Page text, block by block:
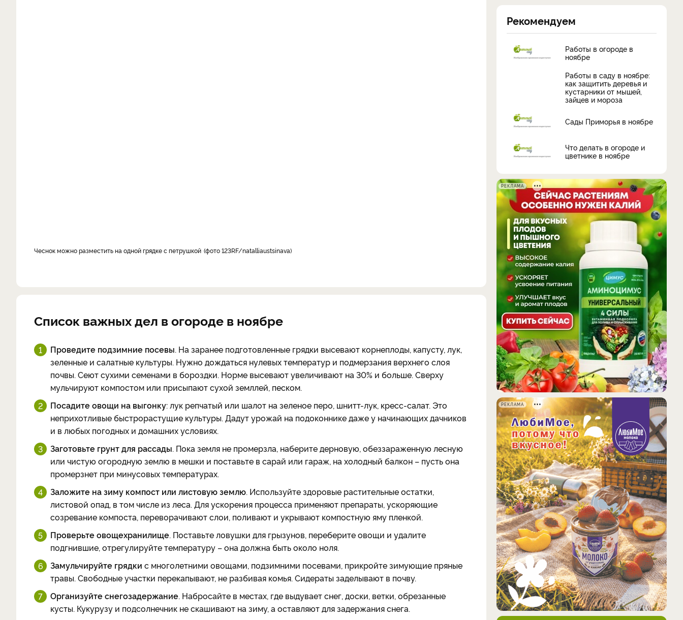
Чеснок можно разместить на одной грядке с петрушкой фото 123RF/natalliaustsinava
Список важных дел в огороде в ноябре
Проведите подзимние посевы. На заранее подготовленные грядки высевают корнеплоды, капусту, лук,
зеленные и салатные культуры. Нужно дождаться нулевых температур и подмерзания верхнего слоя
почвы. Сеют сухими семенами в бороздки. Норме высевают увеличивают на 30% и больше. Сверху
мульчируют компостом или присыпают сухой земллей, песком.
Посадите овощи на выгонку: лук репчатый или шалот на зеленое перо, шнитт-лук, кресс-салат. Это
неприхотливые быстрорастущие культуры. Дадут урожай на подоконнике даже у начинающих дачников
и в любых погодных и домашних условиях.
Заготовьте грунт для рассады. Пока земля не промерзла, наберите дерновую, обеззараженную лесную
или чистую огородную землю в мешки и поставьте в сарай или гараж, на холодный балкон – пусть она
промерзнет при минусовых температурах.
Заложите на зиму компост или листовую землю. Используйте здоровые растительные остатки,
листовой опад, в том числе из леса. Для ускорения процесса применяют препараты, ускоряющие
созревание компоста, переворачивают слои, поливают и укрывают компостную яму пленкой.
Проверьте овощехранилище. Поставьте ловушки для грызунов, переберите овощи и удалите
подгнившие, отрегулируйте температуру – она должна быть около ноля.
Замульчируйте грядки с многолетними овощами, подзимними посевами, прикройте зимующие пряные
травы. Свободные участки перекапывают, не разбивая комья. Сидераты заделывают в почву.
Организуйте снегозадержание. Набросайте в местах, где выдувает снег, доски, ветки, обрезанные
кусты. Кукурузу и подсолнечник не скашивают на зиму, а оставляют для задержания снега.
Рекомендуем
Работы в огороде в
ноябре
Работы в саду в ноябре:
как защитить деревья и
кустарники от мышей,
зайцев и мороза
Сады Приморья в ноябре
Что делать в огороде и
цветнике в ноябре
РЕКЛАМА
РЕКЛАМА